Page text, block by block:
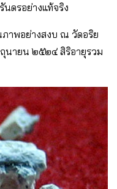
ดรอย่างแท้จริง
าพอย่างสงบ ณ วัดอริย
นายน ๒๕๒๔ สิริอายุรวม